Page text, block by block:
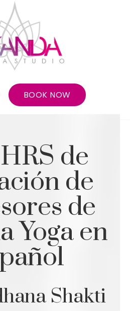
BOOK NOW
de
de
de
Yoga en
Shakti